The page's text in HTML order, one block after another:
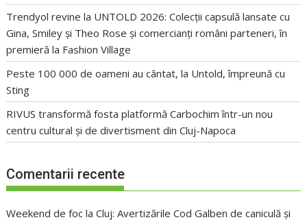
Trendyol revine la UNTOLD 2026: Colecții capsulă lansate cu
Gina, Smiley și Theo Rose și comercianți români parteneri, în
premieră la Fashion Village
Peste 100 000 de oameni au cântat, la Untold, împreună cu
Sting
RIVUS transformă fosta platformă Carbochim într-un nou
centru cultural și de divertisment din Cluj-Napoca
Comentarii recente
Weekend de foc la Cluj: Avertizările Cod Galben de caniculă și